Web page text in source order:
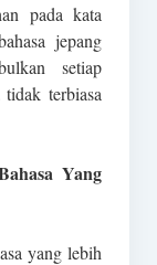
pada kata
jepang
setiap
terbiasa
Yang
yang lebih